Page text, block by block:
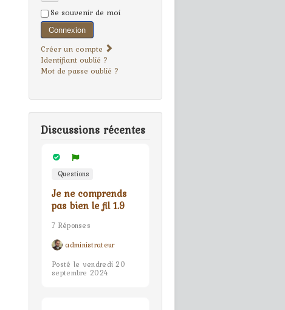
Se souvenir de moi
Connexion
Créer un compte
Identifiant oublié ?
Mot de passe oublié ?
Discussions récentes
Questions
Je ne comprends
pas bien le fil 1.9
7 Réponses
administrateur
Posté le vendredi 20
septembre 2024